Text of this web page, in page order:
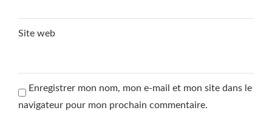
Site web
Enregistrer mon nom, mon e-mail et mon site dans le
navigateur pour mon prochain commentaire.